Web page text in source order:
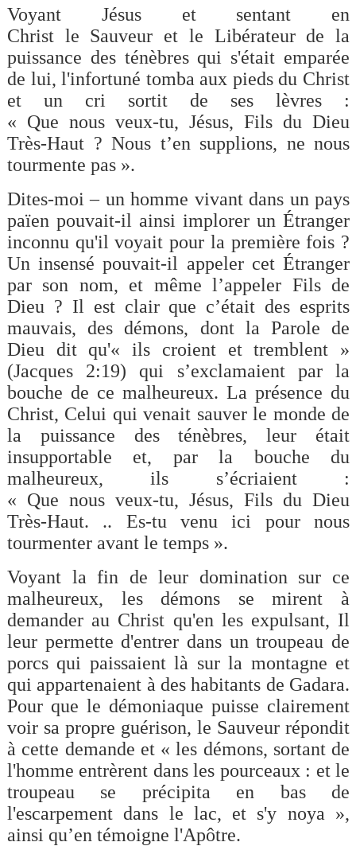
Voyant Jésus et sentant en
Christ le Sauveur et le Libérateur de la
puissance des ténèbres qui s'était emparée
de lui, l'infortuné tomba aux pieds du Christ
et un cri sortit de ses lèvres :
« Que nous veux-tu, Jésus, Fils du Dieu
Très-Haut ? Nous t’en supplions, ne nous
tourmente pas ».
Dites-moi – un homme vivant dans un pays
païen pouvait-il ainsi implorer un Étranger
inconnu qu'il voyait pour la première fois ?
Un insensé pouvait-il appeler cet Étranger
par son nom, et même l’appeler Fils de
Dieu ? Il est clair que c’était des esprits
mauvais, des démons, dont la Parole de
Dieu dit qu'« ils croient et tremblent »
(Jacques 2:19) qui s’exclamaient par la
bouche de ce malheureux. La présence du
Christ, Celui qui venait sauver le monde de
la puissance des ténèbres, leur était
insupportable et, par la bouche du
malheureux, ils s’écriaient :
« Que nous veux-tu, Jésus, Fils du Dieu
Très-Haut. .. Es-tu venu ici pour nous
tourmenter avant le temps ».
Voyant la fin de leur domination sur ce
malheureux, les démons se mirent à
demander au Christ qu'en les expulsant, Il
leur permette d'entrer dans un troupeau de
porcs qui paissaient là sur la montagne et
qui appartenaient à des habitants de Gadara.
Pour que le démoniaque puisse clairement
voir sa propre guérison, le Sauveur répondit
à cette demande et « les démons, sortant de
l'homme entrèrent dans les pourceaux : et le
troupeau se précipita en bas de
l'escarpement dans le lac, et s'y noya »,
ainsi qu’en témoigne l'Apôtre.